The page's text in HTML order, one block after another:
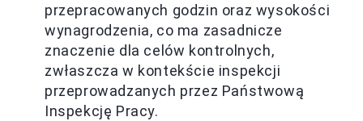
przepracowanych godzin oraz wysokości
wynagrodzenia, co ma zasadnicze
znaczenie dla celów kontrolnych,
zwłaszcza w kontekście inspekcji
przeprowadzanych przez Państwową
Inspekcję Pracy.